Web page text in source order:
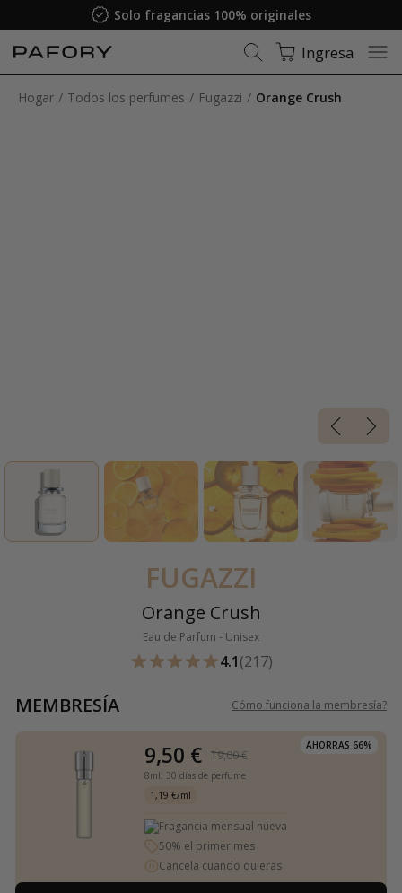
Solo fragancias 100% originales
Ingresa
Hogar Todos los perfumes Fugazzi Orange Crush
FUGAZZI
Orange Crush
Eau de Parfum - Unisex
4.1(217)
MEMBRESÍA Cómo funciona la membresía?
AHORRAS 66%
9,50 € 19,00 €
8ml, 30 días de perfume
1,19 €/ml
Fragancia mensual nueva
50% el primer mes
Cancela cuando quieras